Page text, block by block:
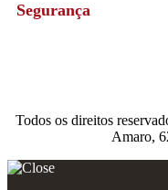
Segurança
Todos os direitos
Amaro,